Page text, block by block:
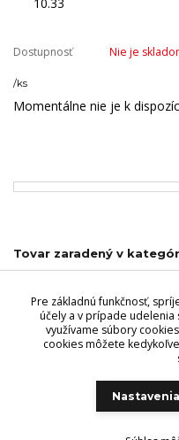
Dostupnosť Nie je
/ks
Momentálne nie je k
Tovar zaradený v
Ostatné výplne
Videri s.r.o., Lúčna 32, 900
900 01 Modra, Tel.: +421
POZOR ZMENA
Pre základnú funkčnosť,
účely a v prípade udelenia
využívame súbory
cookies môžete
Nastavenia